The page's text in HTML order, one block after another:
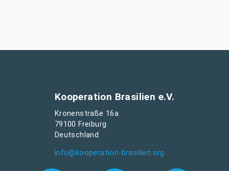
Kooperation Brasilien e.V.
Kronenstraße 16a
79100 Freiburg
Deutschland
info@kooperation-brasilien.org